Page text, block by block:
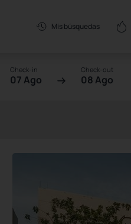
Mis búsquedas
Check-in
07 Ago
Check-out
08 Ago